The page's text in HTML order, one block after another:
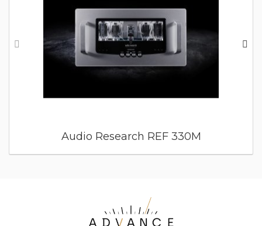
Audio Research REF 330M